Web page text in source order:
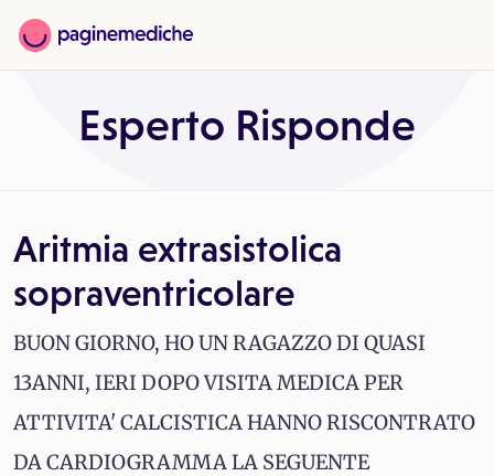
Esperto Risponde
Aritmia extrasistolica
sopraventricolare
BUON GIORNO, HO UN RAGAZZO DI QUASI
13ANNI, IERI DOPO VISITA MEDICA PER
ATTIVITA' CALCISTICA HANNO RISCONTRATO
DA CARDIOGRAMMA LA SEGUENTE